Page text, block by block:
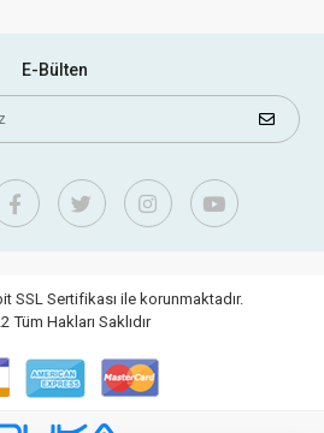
E-Bülten
SSL Sertifikası ile korunmaktadır.
Tüm Hakları Saklıdır